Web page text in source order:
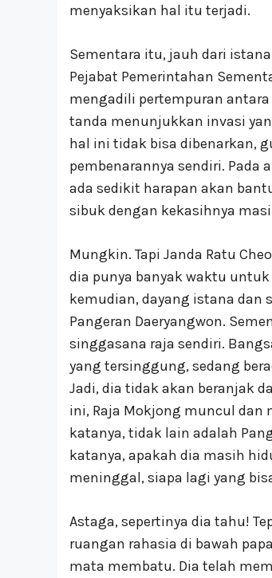
menyaksikan hal itu terjadi.
Sementara itu, jauh dari
Pejabat Pemerintahan
mengadili pertempuran
tanda menunjukkan invasi
hal ini tidak bisa dibenarkan,
pembenarannya sendiri. Pada
ada sedikit harapan akan
sibuk dengan kekasihnya
Mungkin. Tapi Janda Ratu
dia punya banyak waktu
kemudian, dayang istana dan
Pangeran Daeryangwon.
singgasana raja sendiri.
yang tersinggung, sedang
Jadi, dia tidak akan beranjak
ini, Raja Mokjong muncul dan
katanya, tidak lain adalah
katanya, apakah dia masih
meninggal, siapa lagi yang
Astaga, sepertinya dia tahu!
ruangan rahasia di bawah
mata membatu. Dia telah